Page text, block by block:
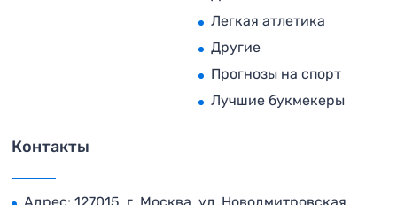
Легкая атлетика
Другие
Прогнозы на спорт
Лучшие букмекеры
Контакты
Адрес: 127015, г. Москва, ул. Новодмитровская,